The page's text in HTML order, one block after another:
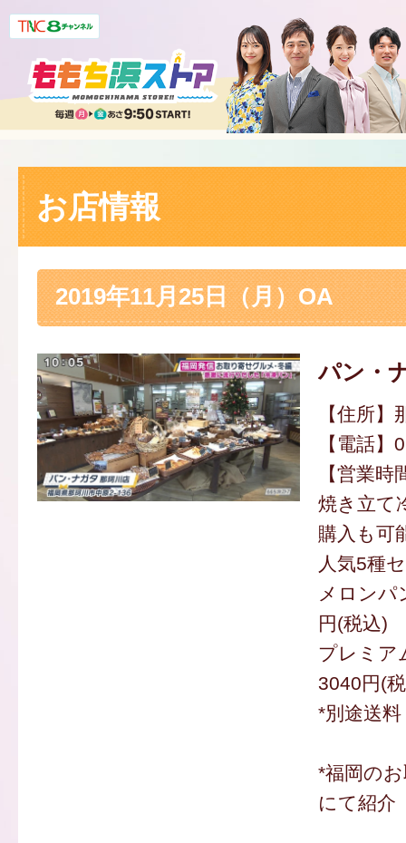
お店情報
2019年11月25日（月）OA
パン・
【住所
【電話
【営業
焼き立て
購入も可
人気5種
メロンパ
円(税込)
プレミア
3040円(
*別途送料
*福岡の
にて紹介